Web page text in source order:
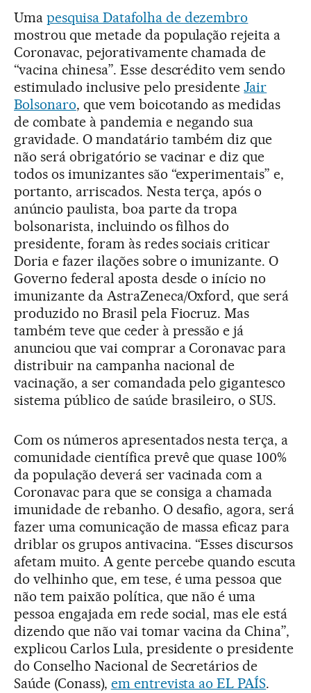
Uma pesquisa Datafolha de dezembro
mostrou que metade da população rejeita a
Coronavac, pejorativamente chamada de
“vacina chinesa”. Esse descrédito vem sendo
estimulado inclusive pelo presidenteJair
Bolsonaro, que vem boicotando as medidas
de combate à pandemia e negando sua
gravidade. O mandatário também diz que
não será obrigatório se vacinar e diz que
todos os imunizantes são “experimentais” e,
portanto, arriscados. Nesta terça, após o
anúncio paulista, boa parte da tropa
bolsonarista, incluindo os filhos do
presidente, foram às redes sociais criticar
Doria e fazer ilações sobre o imunizante. O
Governo federal aposta desde o início no
imunizante da AstraZeneca/Oxford, que será
produzido no Brasil pela Fiocruz. Mas
também teve que ceder à pressão e já
anunciou que vai comprar a Coronavac para
distribuir na campanha nacional de
vacinação, a ser comandada pelo gigantesco
sistema público de saúde brasileiro, o SUS.
Com os números apresentados nesta terça, a
comunidade científica prevê que quase 100%
da população deverá ser vacinada com a
Coronavac para que se consiga a chamada
imunidade de rebanho. O desafio, agora, será
fazer uma comunicação de massa eficaz para
driblar os grupos antivacina. “Esses discursos
afetam muito. A gente percebe quando escuta
do velhinho que, em tese, é uma pessoa que
não tem paixão política, que não é uma
pessoa engajada em rede social, mas ele está
dizendo que não vai tomar vacina da China”,
explicou Carlos Lula, presidente o presidente
do Conselho Nacional de Secretários de
Saúde (Conass), em entrevista ao EL PAÍS.